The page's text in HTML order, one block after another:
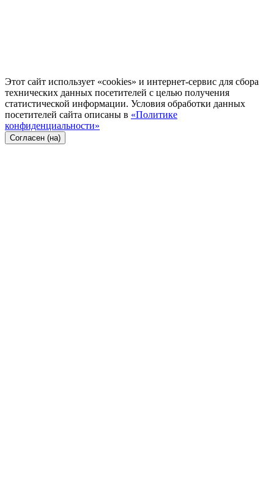
Этот сайт использует «cookies» и интернет-сервис для сбора
технических данных посетителей с целью получения
статистической информации. Условия обработки данных
посетителей сайта описаны в «Политике
конфиденциальности»
Согласен (на)